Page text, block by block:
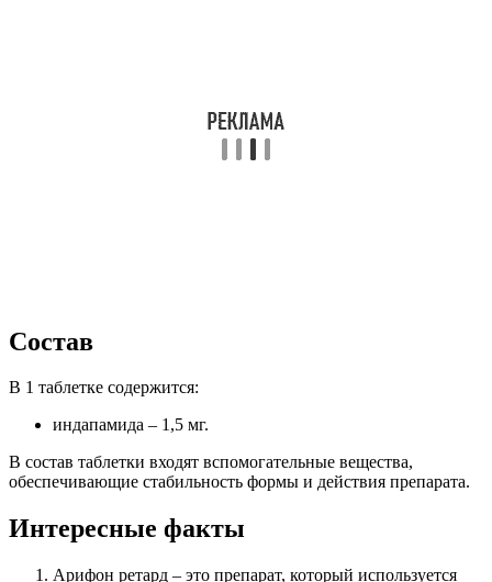
Состав
В 1 таблетке содержится:
индапамида – 1,5 мг.
В состав таблетки входят вспомогательные вещества,
обеспечивающие стабильность формы и действия препарата.
Интересные факты
Арифон ретард – это препарат, который используется